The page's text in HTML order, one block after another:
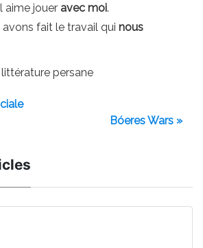
aime jouer avec moi.
avons fait le travail qui nous
persane
Bóeres Wars »